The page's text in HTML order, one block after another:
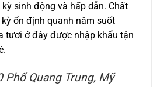
sinh động và hấp dẫn. Chất
ổn định quanh năm suốt
tươi ở đây được nhập khẩu tận
Phố Quang Trung, Mỹ